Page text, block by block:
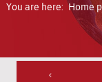
You are here: Home